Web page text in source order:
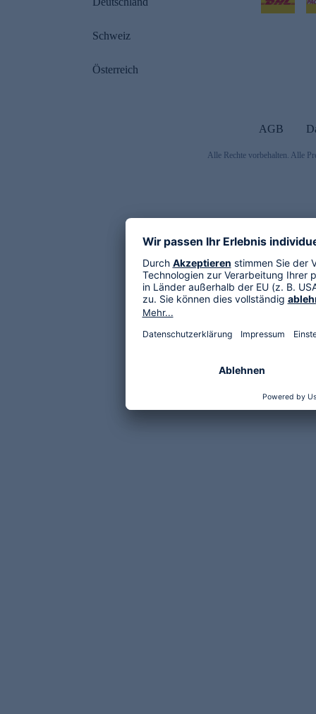
Schweiz
Österreich
AGB
Alle Rechte vorbehalten. Alle